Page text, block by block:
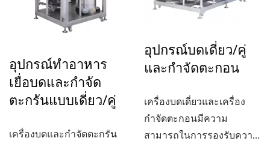
อุปกรณ์ทำอาหาร
เยื่อบดและกำจัด
ตะกรันแบบเดี่ยว/คู่
เครื่องบดและกำจัดตะกรัน
อุปกรณ์บดเดี่ยว/คู่
และกำจัดตะกอน
เครื่องบดเดี่ยวและเครื่อง
กำจัดตะกอนมีความ
สามารถในการรองรับความ